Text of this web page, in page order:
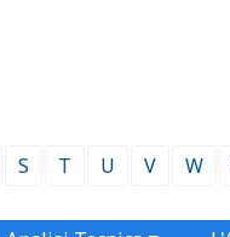
S T U V W